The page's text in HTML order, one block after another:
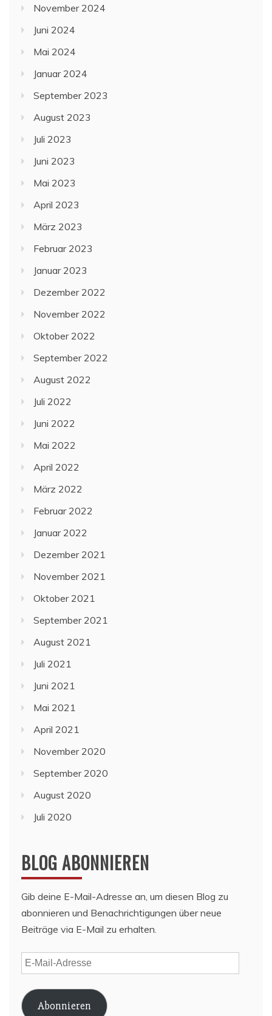
November 2024
Juni 2024
Mai 2024
Januar 2024
September 2023
August 2023
Juli 2023
Juni 2023
Mai 2023
April 2023
März 2023
Februar 2023
Januar 2023
Dezember 2022
November 2022
Oktober 2022
September 2022
August 2022
Juli 2022
Juni 2022
Mai 2022
April 2022
März 2022
Februar 2022
Januar 2022
Dezember 2021
November 2021
Oktober 2021
September 2021
August 2021
Juli 2021
Juni 2021
Mai 2021
April 2021
November 2020
September 2020
August 2020
Juli 2020
BLOG ABONNIEREN
Gib deine E-Mail-Adresse an, um diesen Blog zu
abonnieren und Benachrichtigungen über neue
Beiträge via E-Mail zu erhalten.
E-
Mail-
Adresse
Abonnieren